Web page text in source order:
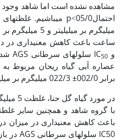
مشاهده نشده است اما شاهد
ساعت باعث کاهش معنی‏داری در
و IC 50 سلول‏های سرطانی AGS شده‏اند. کمترین میزان IC
برابر 002/0± 022/3 میلی‏گرم بر میلی‏لیتر می‏باشد.
در مورد
با گروه شاهد و همچنین سایر
باعث کاهش معنی‏داری در میزان